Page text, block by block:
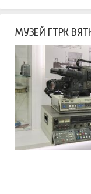
МУЗЕЙ ГТРК